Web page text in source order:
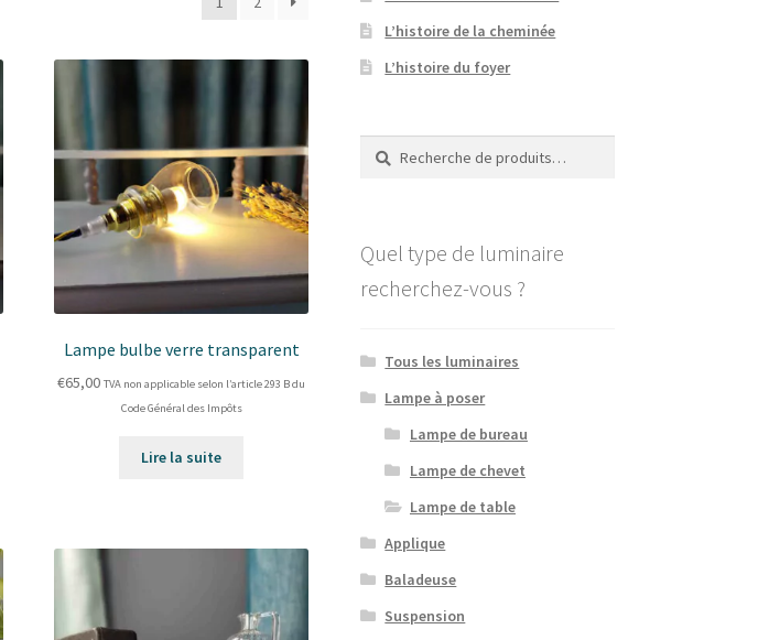
Lampe bulbe verre transparent
€65,00 TVA non applicable selon l’article 293 B du
Code Général des Impôts
Lire la suite
L’histoire de la cheminée
L’histoire du foyer
Recherche
pour :
Recherche
Quel type de luminaire
recherchez-vous ?
Tous les luminaires
Lampe à poser
Lampe de bureau
Lampe de chevet
Lampe de table
Applique
Baladeuse
Suspension